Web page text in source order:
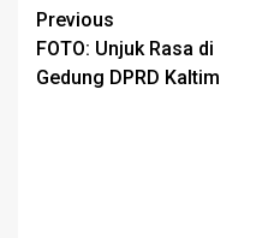
Post
navigation
Previous
FOTO: Unjuk Rasa di
Gedung DPRD Kaltim